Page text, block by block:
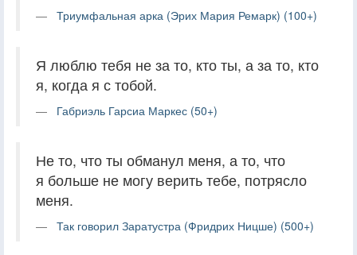
Триумфальная арка (Эрих Мария Ремарк) (100+)
Я люблю тебя не за то, кто ты, а за то, кто
я, когда я с тобой.
Габриэль Гарсиа Маркес (50+)
Не то, что ты обманул меня, а то, что
я больше не могу верить тебе, потрясло
меня.
Так говорил Заратустра (Фридрих Ницше) (500+)